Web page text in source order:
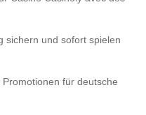
sichern und sofort spielen
für deutsche